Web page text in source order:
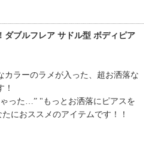
ダブルフレア サドル型 ボディピア
カラーのラメが入った、超お洒落な
！
った…” "もっとお洒落にピアスを
におススメのアイテムです！！